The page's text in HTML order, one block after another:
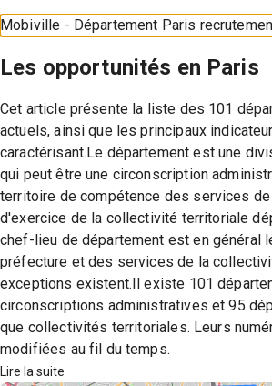
Mobiville - Département Paris
Les opportunités en Paris
Cet article présente la liste des 101
actuels, ainsi que les principaux
caractérisant.Le département est une
qui peut être une circonscription
territoire de compétence des services
d'exercice de la collectivité territoriale
chef-lieu de département est en général
préfecture et des services de la
exceptions existent.Il existe 101
circonscriptions administratives et 95
que collectivités territoriales. Leurs
modifiées au fil du temps.
Lire la suite